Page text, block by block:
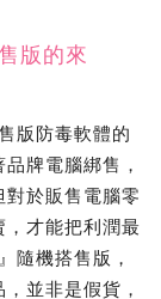
版的來
版防毒軟體的
牌電腦綁售，
於販售電腦零
，才能把利潤最
隨機搭售版，
並非是假貨，